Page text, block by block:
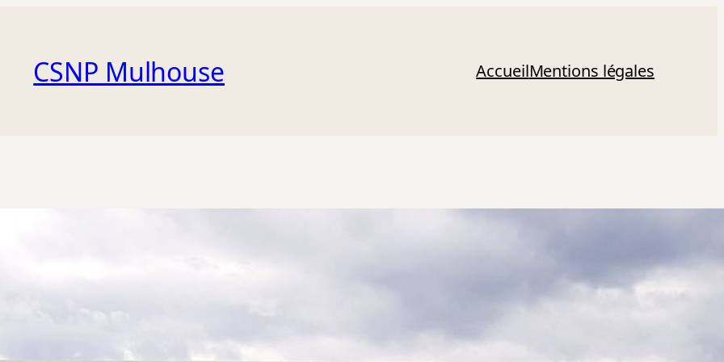
CSNP Mulhouse AccueilMentions légales